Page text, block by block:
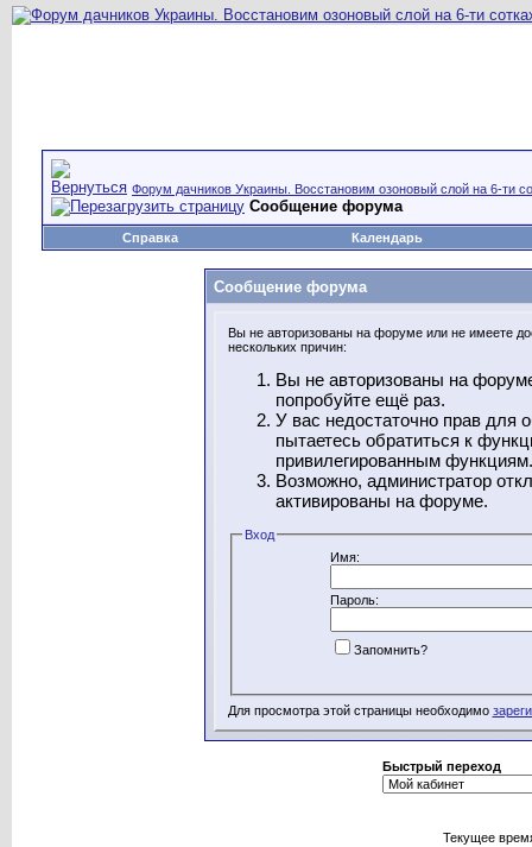
Форум дачников Украины. Восстановим озоновый слой на 6-ти
Сообщение форума
Справка Календарь
Сообщение форума
Вы не авторизованы на форуме или не имеете
нескольких причин:
Вы не авторизованы на
попробуйте ещё раз.
У вас недостаточно прав для
пытаетесь обратиться к
привилегированным функциям.
Возможно, администратор
активированы на форуме.
Вход
Имя:
Пароль:
Запомнить?
Для просмотра этой страницы необходимо
Быстрый переход
Текущее